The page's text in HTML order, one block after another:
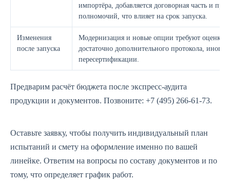
импортёра, добавляется договорная часть и
полномочий, что влияет на срок запуска.
Изменения
после запуска
Модернизация и новые опции требуют оценки.
достаточно дополнительного протокола,
пересертификации.
Предварим расчёт бюджета после экспресс‑аудита
продукции и документов. Позвоните: +7 (495) 266-61-73.
Оставьте заявку, чтобы получить индивидуальный план
испытаний и смету на оформление именно по вашей
линейке. Ответим на вопросы по составу документов и по
тому, что определяет график работ.